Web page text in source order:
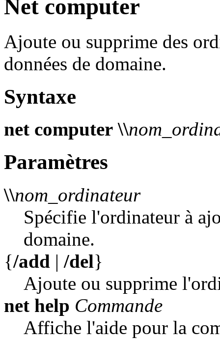
Net computer
Ajoute ou supprime des
données de domaine.
Syntaxe
net computer \\
Paramètres
\\nom_ordinateur
Spécifie l'ordinateur à
domaine.
{/add | /del}
Ajoute ou supprime
net help Commande
Affiche l'aide pour la